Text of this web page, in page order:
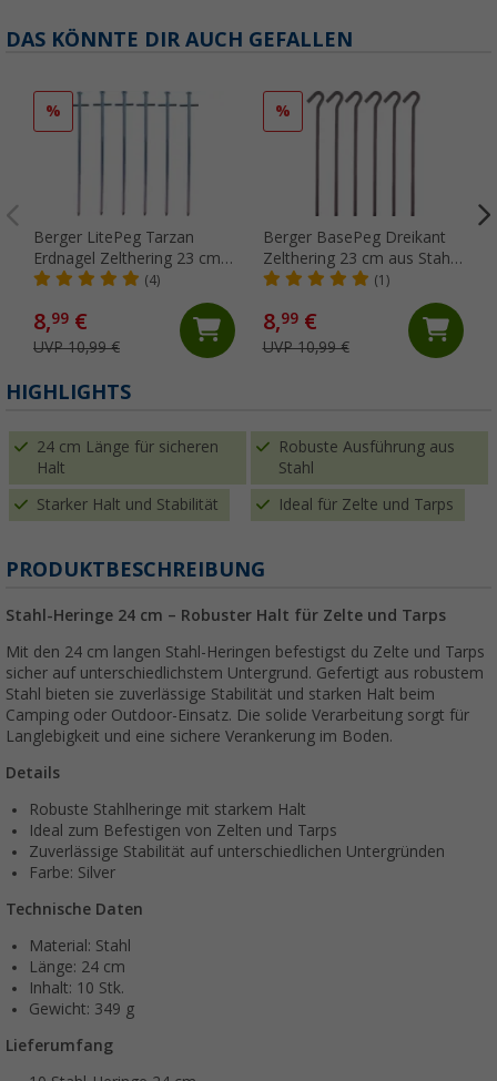
DAS KÖNNTE DIR AUCH GEFALLEN
%
Berger LitePeg Tarzan
Erdnagel Zelthering 23 cm
aus Stahl für weiche Böden,
(4)
8,99 €
UVP 10,99 €
%
Berger BasePeg Dreikant
Zelthering 23 cm aus Stahl
für gemischte Böden, 6er-
(1)
8,99€
UVP 10,99 €
HIGHLIGHTS
24 cm Länge für sicheren
Halt
Robuste Ausführung aus
Stahl
Starker Halt und Stabilität Ideal für Zelte und Tarps
PRODUKTBESCHREIBUNG
Stahl-Heringe 24 cm – Robuster Halt für Zelte und Tarps
Mit den 24 cm langen Stahl-Heringen befestigst du Zelte und Tarps
sicher auf unterschiedlichstem Untergrund. Gefertigt aus robustem
Stahl bieten sie zuverlässige Stabilität und starken Halt beim
Camping oder Outdoor-Einsatz. Die solide Verarbeitung sorgt für
Langlebigkeit und eine sichere Verankerung im Boden.
Details
Robuste Stahlheringe mit starkem Halt
Ideal zum Befestigen von Zelten und Tarps
Zuverlässige Stabilität auf unterschiedlichen Untergründen
Farbe: Silver
Technische Daten
Material: Stahl
Länge: 24 cm
Inhalt: 10 Stk.
Gewicht: 349 g
Lieferumfang